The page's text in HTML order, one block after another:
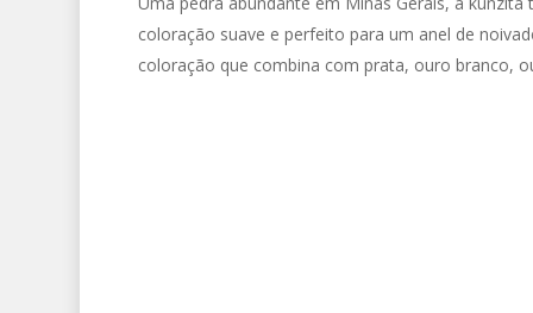
coloração suave e perfeito para um anel de
coloração que combina com prata, ouro branco,